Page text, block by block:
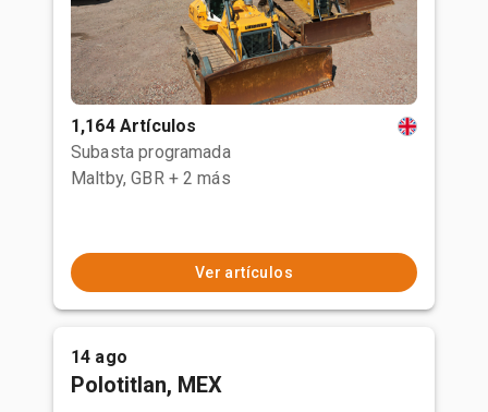
1,164 Artículos
Subasta programada
Maltby, GBR + 2 más
Ver artículos
14 ago
Polotitlan, MEX